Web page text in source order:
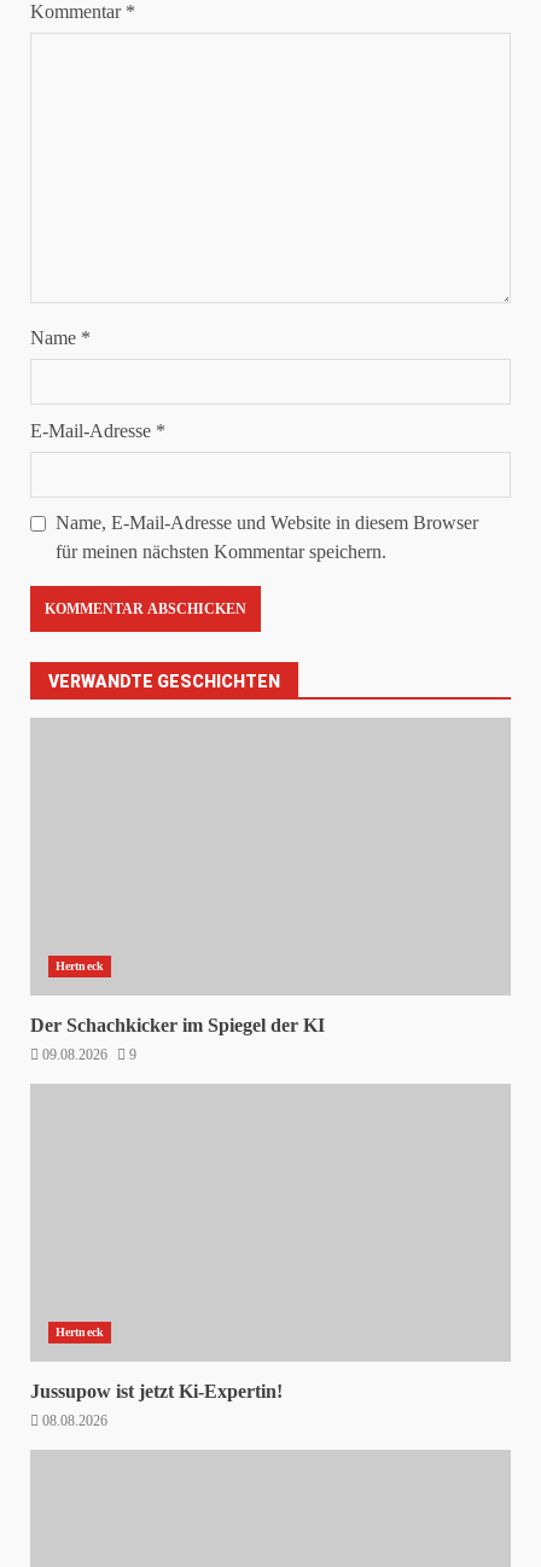
Kommentar *
Name *
E-Mail-Adresse *
Name, E-Mail-Adresse und Website in diesem Browser
für meinen nächsten Kommentar speichern.
VERWANDTE GESCHICHTEN
Hertneck
Der Schachkicker im Spiegel der KI
09.08.2026 9
Hertneck
Jussupow ist jetzt Ki-Expertin!
08.08.2026